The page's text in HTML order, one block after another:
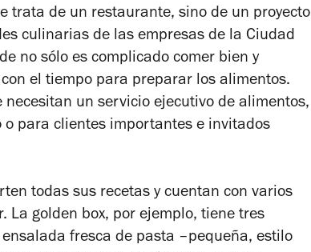
trata de un restaurante, sino de un proyecto
culinarias de las empresas de la Ciudad
no sólo es complicado comer bien y
el tiempo para preparar los alimentos.
un servicio ejecutivo de alimentos,
para clientes importantes e invitados
todas sus recetas y cuentan con varios
La golden box, por ejemplo, tiene tres
fresca de pasta –pequeña, estilo